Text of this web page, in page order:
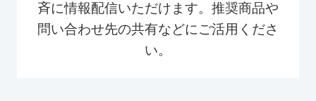
斉に情報配信いただけます。推奨商品や
問い合わせ先の共有などにご活用くださ
い。